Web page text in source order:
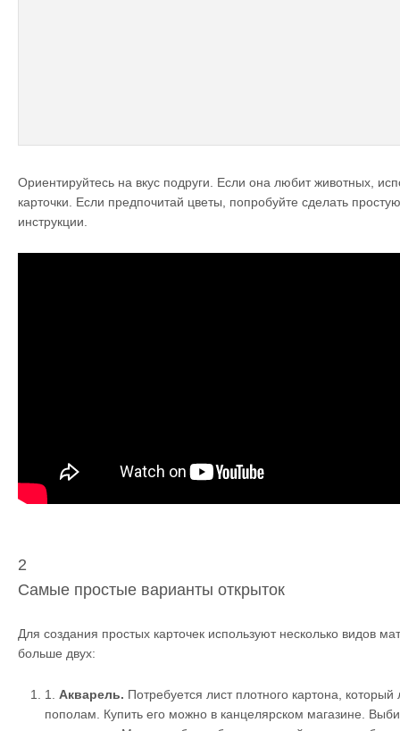
Ориентируйтесь на вкус подруги. Если она любит животных,
карточки. Если предпочитай цветы, попробуйте сделать
инструкции.
2
Самые простые варианты открыток
Для создания простых карточек используют несколько видов
больше двух:
1. Акварель. Потребуется лист плотного картона, который
пополам. Купить его можно в канцелярском магазине.